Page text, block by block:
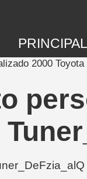
PRINCIPAL
2000